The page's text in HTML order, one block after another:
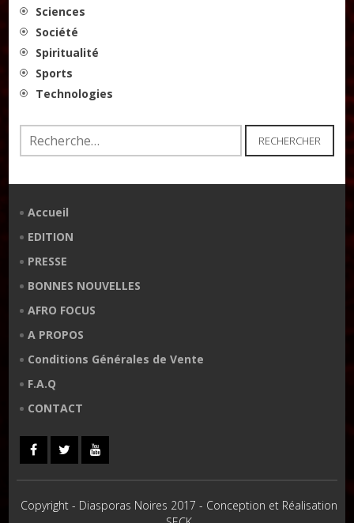
Sciences
Société
Spiritualité
Sports
Technologies
Rechercher :
Accueil
EDITION
PRESSE
BONNES NOUVELLES
AFRO FOCUS
A PROPOS
Conditions Générales de Vente
F.A.Q
CONTACT
Copyright - Diasporas Noires 2017 - Conception et Réalisation